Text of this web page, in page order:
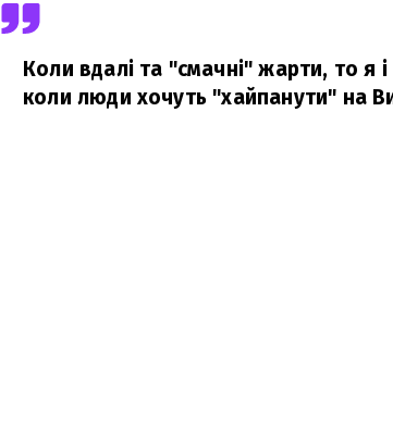
Коли вдалі та "смачні" жарти, то я
коли люди хочуть "хайпанути" на